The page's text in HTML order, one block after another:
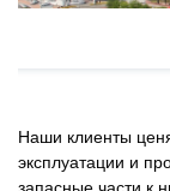
Наши клиенты
эксплуатации и
запасные части к